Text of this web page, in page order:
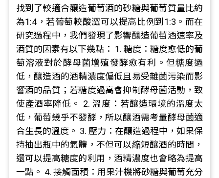
找到了較適合釀造葡萄酒的砂糖與葡萄質量比約
為1:4，若葡萄較酸澀可以提高比例到1:3。而在
研究過程中，我們發現了影響釀造葡萄酒速率及
酒質的因素有以下幾點： 1. 糖度：糖度愈低的葡
萄溶液對於酵母菌增殖發酵愈有利。但糖度過
低，釀造酒的酒精濃度偏低且易受雜菌污染而影
響酒的品質；若糖度過高會抑制酵母菌活動，致
使產酒率降低。 2. 溫度：若釀造環境的溫度太
低，葡萄幾乎不發酵，所以釀酒需考量酵母菌適
合生長的溫度。 3. 壓力：在釀造過程中，如果保
持抽出瓶中的氣體，不但可以縮短釀酒的時間，
還可以提高糖度的利用，酒精濃度也會略為提高
一點。 4. 接觸面積：用果汁機將砂糖與葡萄充分